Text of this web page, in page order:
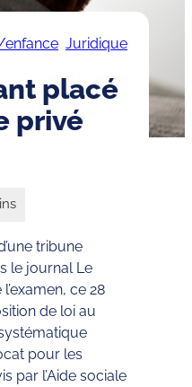
enfance Juridique
placé
privé
tribune
le journal Le
ce 28
de loi au
pour les
par l’Aide sociale